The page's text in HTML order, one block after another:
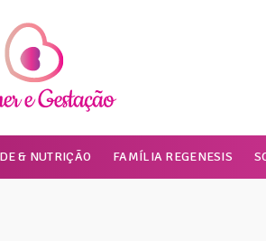
& NUTRIÇÃO FAMÍLIA REGENESIS